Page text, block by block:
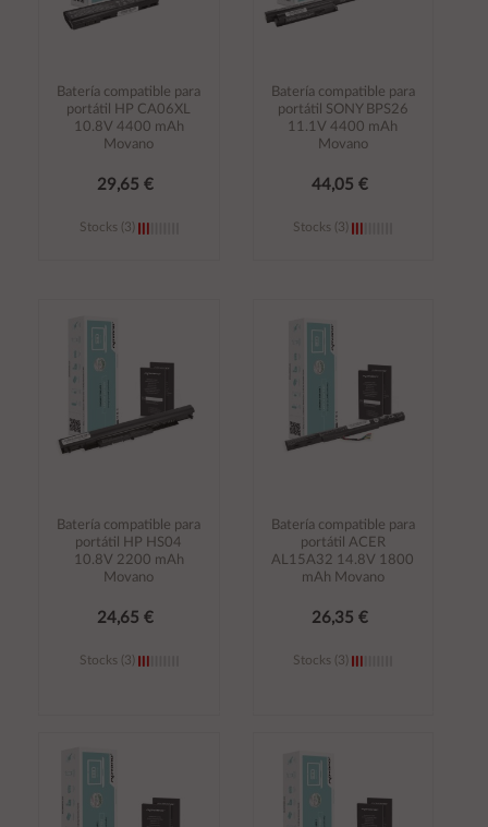
Batería compatible para
portátil HP CA06XL
10.8V 4400 mAh
Movano
29,65 €
Stocks (3)
carrito
Batería compatible para
portátil SONY BPS26
11.1V 4400 mAh
Movano
44,05 €
Stocks (3)
carrito
Batería compatible para
portátil HP HS04
10.8V 2200 mAh
Movano
24,65 €
Stocks (3)
carrito
Batería compatible para
portátil ACER
AL15A32 14.8V 1800
mAh Movano
26,35 €
Stocks (3)
carrito